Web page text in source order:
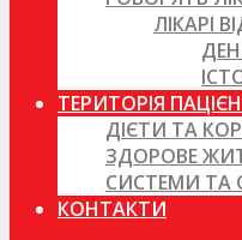
ЛІКАРІ
ТЕРИТОРІЯ
ДІЄТИ ТА
ЗДОРОВЕ
СИСТЕМИ ТА
КОНТАКТИ